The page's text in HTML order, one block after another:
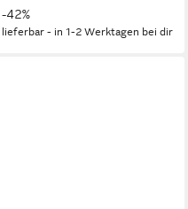
-42%
lieferbar - in 1-2 Werktagen bei dir